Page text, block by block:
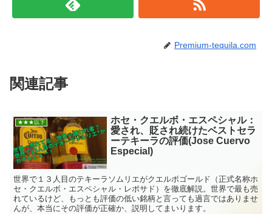
Premium-tequila.com
関連記事
★★★以下
ホセ・クエルボ・エスペシャル：
愛され、貶され続けたベストセラ
ーテキーラの評価(Jose Cuervo
Especial)
世界で１３人目のテキーラソムリエがクエルボゴールド（正式名称ホ
セ・クエルボ・エスペシャル・レポサド）を徹底解説。世界で最も売
れているけど、もっとも評価の低い銘柄と言っても過言ではありませ
んが、本当にその評価が正確か、説明してまいります。